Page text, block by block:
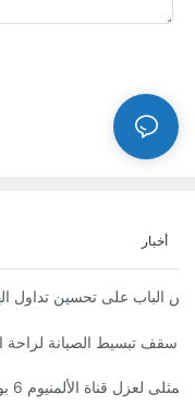
أخبار
كيفالباب على تحسين تداول
سقف تبسيط الصيانة لراحة
لعزل قناة الألمنيوم 6 بوصة